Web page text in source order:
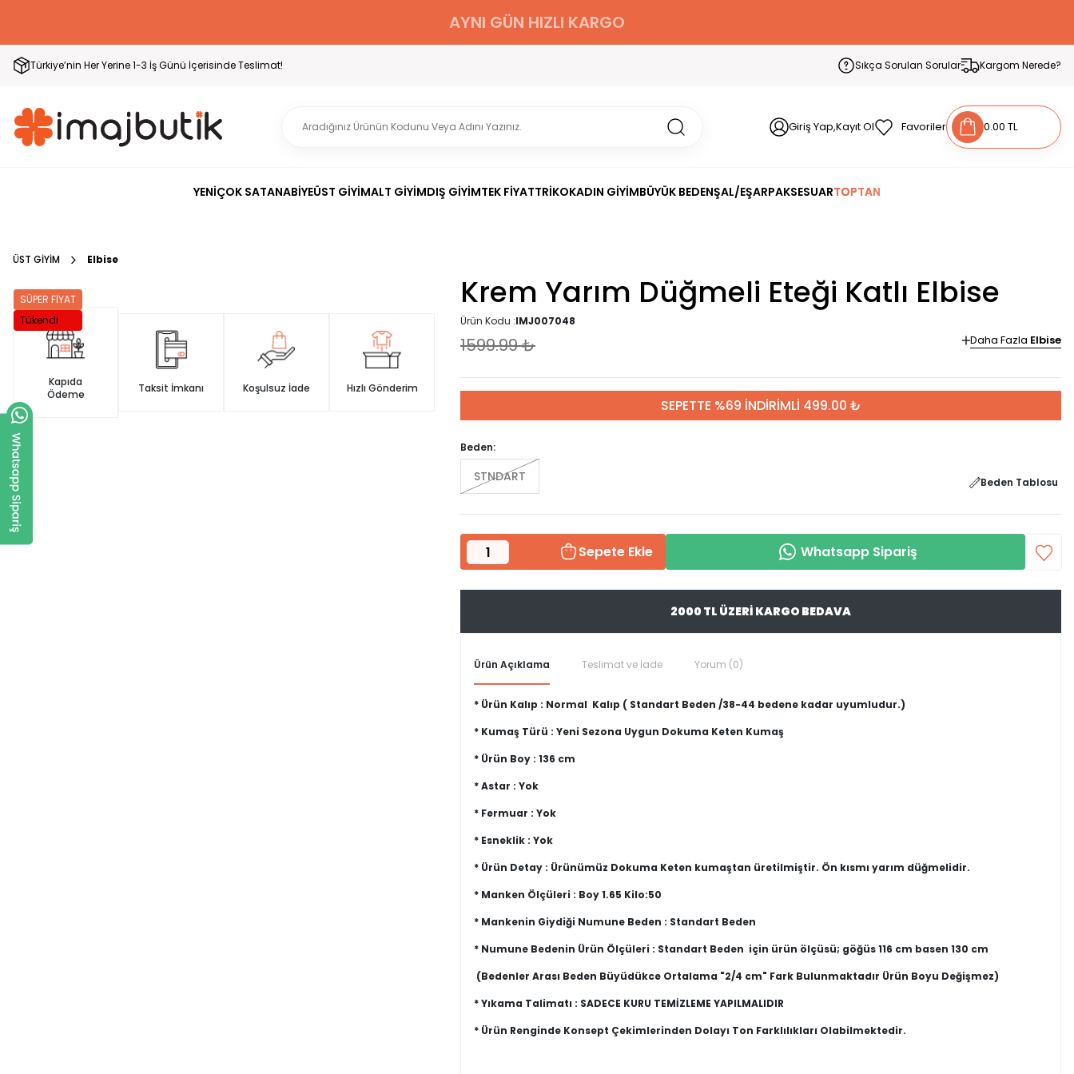
AYNI GÜN HIZLI KARGO
Türkiye’nin Her Yerine 1-3 İş Günü İçerisinde Teslimat! Sıkça Sorulan Sorular Kargom Nerede?
Giriş Yap,Kayıt Ol Favoriler 0.00 TL
YENİÇOK SATANABİYEÜST GİYİMALT GİYİMDIŞ GİYİMTEK FİYATTRİKOKADIN GİYİMBÜYÜK BEDENŞAL/EŞARPAKSESUARTOPTAN
ÜST GİYİM Elbise
SÜPER FİYAT
Tükendi
Kapıda
Ödeme
Taksit İmkanı Koşulsuz İade Hızlı Gönderim
Krem Yarım Düğmeli Eteği Katlı Elbise
Ürün Kodu :IMJ007048
1599.99₺ Daha Fazla Elbise
SEPETTE %69 İNDİRİMLİ 499.00 ₺
Beden:
STNDART Beden Tablosu
Sepete Ekle Whatsapp Sipariş
2000 TL ÜZERİ KARGO BEDAVA
Ürün Açıklama Teslimat ve İade Yorum (0)
* Ürün Kalıp : Normal Kalıp ( Standart Beden /38-44 bedene kadar uyumludur.)
* Kumaş Türü : Yeni Sezona Uygun Dokuma Keten Kumaş
* Ürün Boy : 136 cm
* Astar : Yok
* Fermuar : Yok
* Esneklik : Yok
* Ürün Detay : Ürünümüz Dokuma Keten kumaştan üretilmiştir. Ön kısmı yarım düğmelidir.
* Manken Ölçüleri : Boy 1.65 Kilo:50
* Mankenin Giydiği Numune Beden : Standart Beden
* Numune Bedenin Ürün Ölçüleri : Standart Beden için ürün ölçüsü; göğüs 116 cm basen 130 cm
(Bedenler Arası Beden Büyüdükce Ortalama "2/4 cm" Fark Bulunmaktadır Ürün Boyu Değişmez)
* Yıkama Talimatı : SADECE KURU TEMİZLEME YAPILMALIDIR
* Ürün Renginde Konsept Çekimlerinden Dolayı Ton Farklılıkları Olabilmektedir.